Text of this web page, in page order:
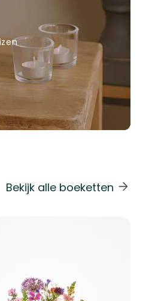
Bekijk alle boeketten